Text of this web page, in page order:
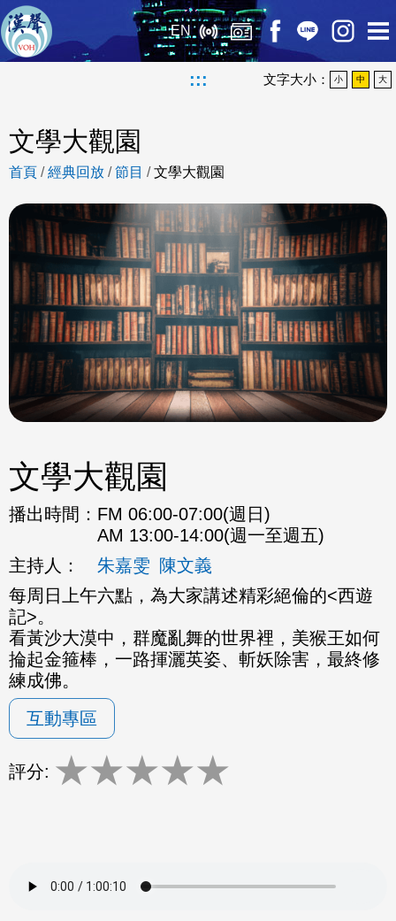
EN
::: 文字大小： 小 中 大
文學大觀園
首頁 /經典回放 /節目 /文學大觀園
文學大觀園
播出時間： FM 06:00-07:00(週日)
AM 13:00-14:00(週一至週五)
主持人：
朱嘉雯 陳文義
每周日上午六點，為大家講述精彩絕倫的<西遊
記>。
看黃沙大漠中，群魔亂舞的世界裡，美猴王如何
掄起金箍棒，一路揮灑英姿、斬妖除害，最終修
練成佛。
互動專區
評分: ★★★★★